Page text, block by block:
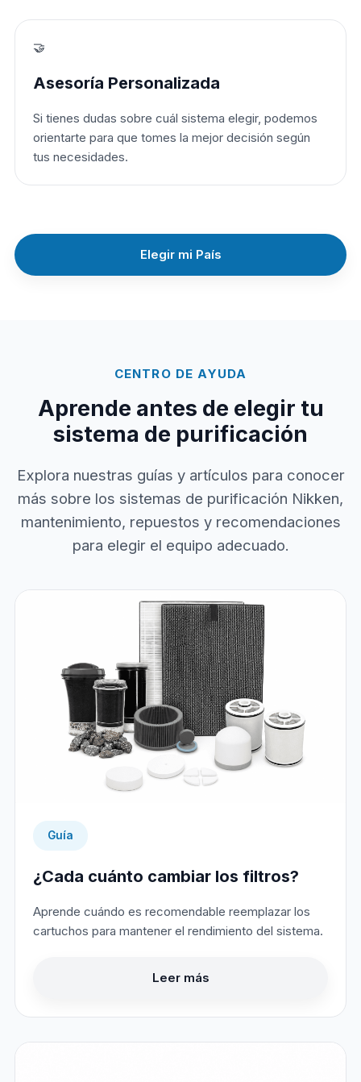
🤝
Asesoría Personalizada
Si tienes dudas sobre cuál sistema elegir, podemos
orientarte para que tomes la mejor decisión según
tus necesidades.
Elegir mi País
CENTRO DE AYUDA
Aprende antes de elegir tu
sistema de purificación
Explora nuestras guías y artículos para conocer
más sobre los sistemas de purificación Nikken,
mantenimiento, repuestos y recomendaciones
para elegir el equipo adecuado.
Guía
¿Cada cuánto cambiar los filtros?
Aprende cuándo es recomendable reemplazar los
cartuchos para mantener el rendimiento del sistema.
Leer más